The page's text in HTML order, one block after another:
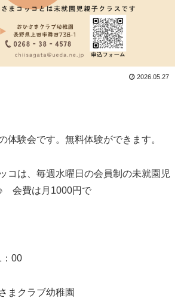
2026.05.27
体験会です。無料体験ができます。
コは、毎週水曜日の会員制の未就園児
会費は月1000円で
。）
：00
まクラブ幼稚園